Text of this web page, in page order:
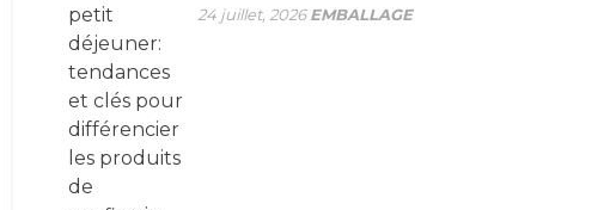
24 juillet, 2026 EMBALLAGE